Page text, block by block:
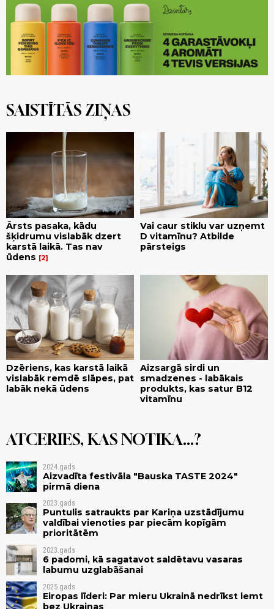
SAISTĪTĀS ZIŅAS
Ārsts pasaka, kādu
šķidrumu vislabāk dzert
karstā laikā. Tas nav
ūdens
2
Vai caur stiklu var uzņemt
D vitamīnu? Atbilde
pārsteigs
Dzēriens, kas karstā laikā
vislabāk remdē slāpes, pat
labāk nekā ūdens
Aizsargā sirdi un
smadzenes - labākais
produkts, kas satur B12
vitamīnu
ATCERIES, KAS NOTIKA...?
2024.gads
Aizvadīta festivāla "Bauska TASTE 2024"
pirmā diena
2023.gads
Puntulis satraukts par Kariņa uzstādījumu
valdībai vienoties par piecām kopīgām
prioritātēm
2023.gads
6 padomi, kā sagatavot saldētavu vasaras
labumu uzglabāšanai
2025.gads
Eiropas līderi: Par mieru Ukrainā nedrīkst lemt
bez Ukrainas